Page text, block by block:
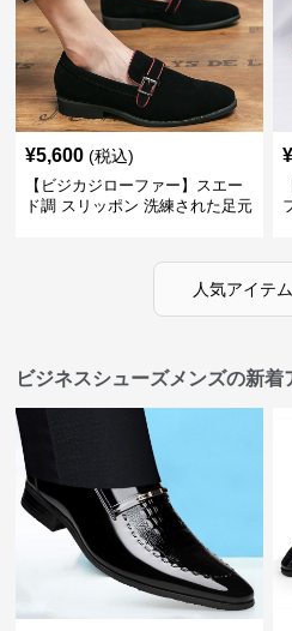
¥5,600 (税込)
【ビジカジローファー】スエー
ド調 スリッポン 洗練された足元
¥
人気アイテ
ビジネスシューズメンズの新着